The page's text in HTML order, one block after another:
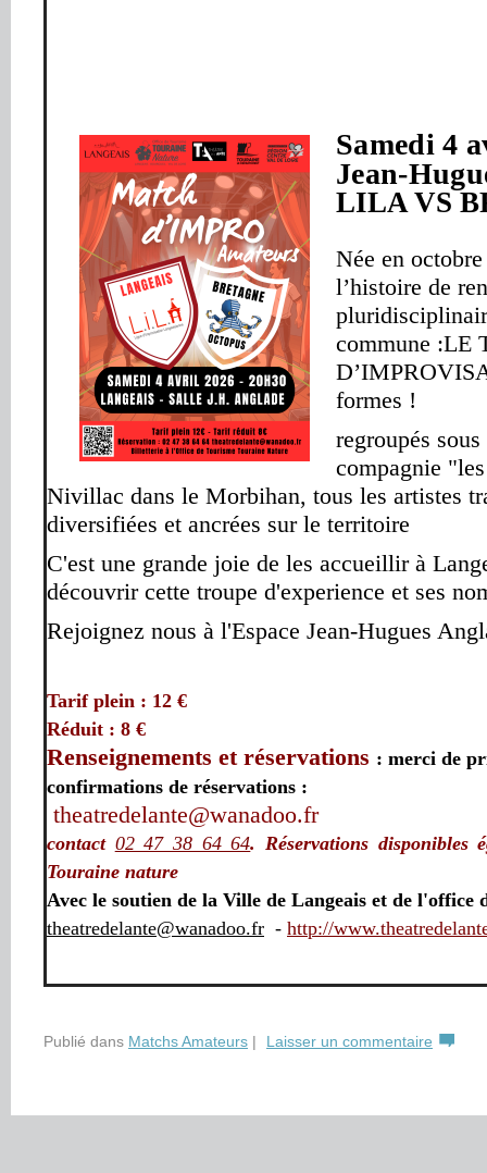
Samedi 4
Jean-
LILA VS
Née en
l’histoire de
commune :LE
formes !
regroupés
compagnie
Nivillac dans le Morbihan, tous les artistes
diversifiées et ancrées sur le territoire
C'est une grande joie de les accueillir à
découvrir cette troupe d'experience et ses
Rejoignez nous à l'Espace Jean-Hugues
Tarif plein : 12 €
Réduit : 8 €
Renseignements et réservations : merci de
confirmations de réservations :
theatredelante@wanadoo.fr
contact 02 47 38 64 64.Réservations disponibles
Touraine nature
Avec le soutien de la Ville de Langeais et de l'office
theatredelante@wanadoo.fr - http://
Publié dans Matchs Amateurs | Laisser un commentaire